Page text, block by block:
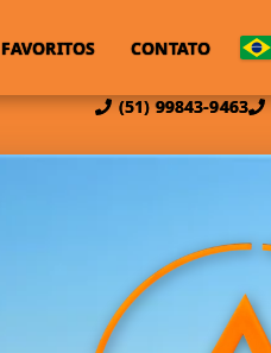
(51) 99843-9463
FAVORITOS CONTATO